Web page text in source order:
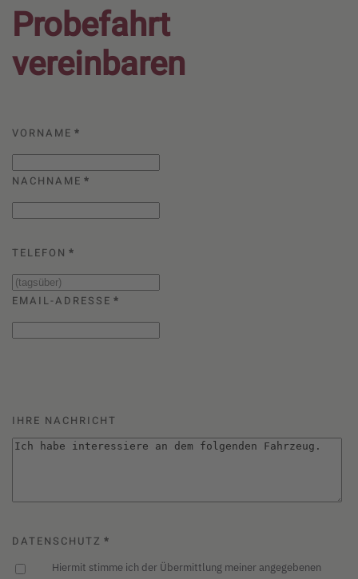
Probefahrt
vereinbaren
VORNAME *
NACHNAME *
TELEFON *
EMAIL-ADRESSE *
IHRE NACHRICHT
DATENSCHUTZ *
Hiermit stimme ich der Übermittlung meiner angegebenen